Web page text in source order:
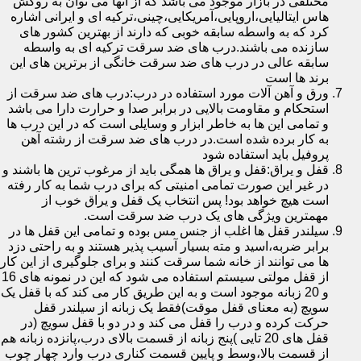
هاس ایتالیایی،اروپایی،آمریکایی،چینی،ترکیه ای و ایرانی اشاره
کرد که به واسطه سابقه خوبی که دارند از بهترین کشور های
سازنده می باشند.درب های ضد سرقت ترکیه ای به واسطه
سابقه عالی در درب های ضد سرقت خانگی از برترین های این
برند ها است
ورق و آهن آلات مورد استفاده در درب:درب های ضد سرقت از
استحکام و مقاومت بالایی در برابر صدا و حرارت دارا می باشد
و تمامی این ها به خاطر ابزار و وسایلی است که در این درب ها
به کار برده شده است.در درب های ضد سرقت از رشته آهن
پروفیل باید استفاده شود
قفل و یراق:قفل و یراق ها همگی باید از مرغوب ترین ها باشند و
در غیر این صورت تمامی امنیتی که برای درب شما به کار رفته
است هیچ خواهد بود! پس انتخاب یک قفل و یراق خوب از
مهمترین ویژگی های یک درب ضد سرقت است.
سیلندر قفل ها اغلب از جنس مس بوده و تمامی این قفل ها در
برابر ضربه،اسید و مته بسیار آسیب پذیر هستند و به راحتی دزد
ها می توانند از خانه شما سرقت کنند و برای جلوگیری از این کار
از قفل مولتی سیستم استفاده می شود که این در نمونه های 16
و 20 زبانه موجود است و به این طریق کار می کند که با قفل یک
سویچ (به معنای قفل موقت)فقط یک زبانه از سیلندر قفل
حرکت کرده و درب را قفل می کند و در دو با قفل سویچ (در
قفل های 20 تایی )پنج زبانه از قسمت بالای درب،پانزده زبانه هم
از قسمت بالا،وسط و پایین قسمت کناری درب وارد چهار چوب